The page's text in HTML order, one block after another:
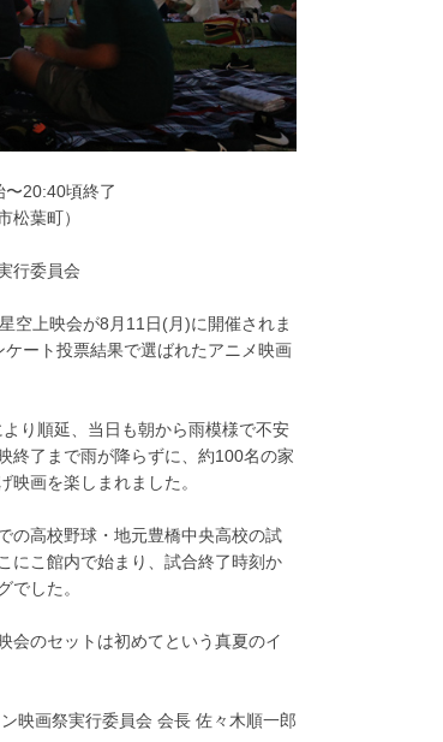
20:40頃終了
松葉町）
行委員会
空上映会が8月11日(月)に開催されま
ート投票結果で選ばれたアニメ映画
り順延、当日も朝から雨模様で不安
終了まで雨が降らずに、約100名の家
画を楽しまれました。
の高校野球・地元豊橋中央高校の試
にこ館内で始まり、試合終了時刻か
でした。
会のセットは初めてという真夏のイ
映画祭実行委員会 会長 佐々木順一郎